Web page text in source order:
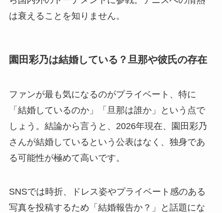
は衰えることを知りません。
園田彩乃は結婚している？旦那や彼氏の存在
ファンが最も気になるのがプライベート、特に
「結婚しているのか」「旦那は誰か」という点で
しょう。結論から言うと、2026年現在、園田彩乃
さんが結婚しているという公表はなく、独身であ
る可能性が極めて高いです。
SNSでは時折、ドレス姿やプライベート感のある
写真を投稿するため「結婚報告か？」と話題にな